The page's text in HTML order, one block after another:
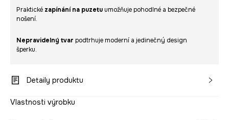
Praktické zapínání na puzetu umožňuje pohodlné a bezpečné
nošení.
Nepravidelný tvar podtrhuje moderní a jedinečný design
šperku.
Detaily produktu
Vlastnosti výrobku